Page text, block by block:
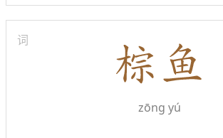
词
zōng yú